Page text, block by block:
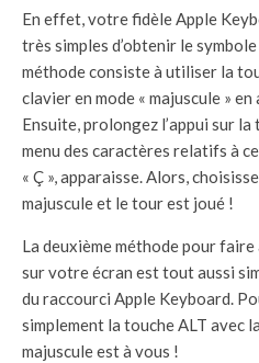
En effet, votre fidèle Apple
très simples d’obtenir le
méthode consiste à utiliser la
clavier en mode « majuscule »
Ensuite, prolongez l’appui sur la
menu des caractères relatifs à
« Ç », apparaisse. Alors,
majuscule et le tour est joué !
La deuxième méthode pour
sur votre écran est tout aussi
du raccourci Apple Keyboard.
simplement la touche ALT avec
majuscule est à vous !